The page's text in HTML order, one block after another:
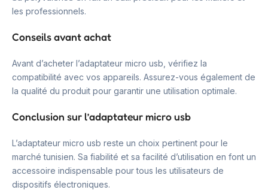
les professionnels.
Conseils avant achat
Avant d’acheter l’adaptateur micro usb, vérifiez la
compatibilité avec vos appareils. Assurez-vous également de
la qualité du produit pour garantir une utilisation optimale.
Conclusion sur l’adaptateur micro usb
L’adaptateur micro usb reste un choix pertinent pour le
marché tunisien. Sa fiabilité et sa facilité d’utilisation en font un
accessoire indispensable pour tous les utilisateurs de
dispositifs électroniques.